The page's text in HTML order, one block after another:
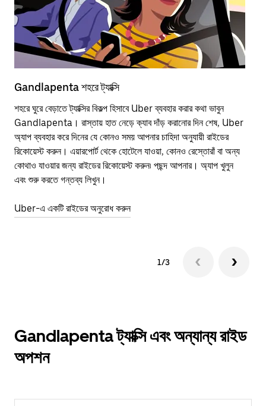
Gandlapenta শহরে ট্যাক্সি
শহরে ঘুরে বেড়াতে ট্যাক্সির বিকল্প হিসাবে Uber ব্যবহার করার কথা ভাবুন
Gandlapenta। রাস্তায় হাত নেড়ে ক্যাব দাঁড় করানোর দিন শেষ, Uber
অ্যাপ ব্যবহার করে দিনের যে কোনও সময় আপনার চাহিদা অনুযায়ী রাইডের
রিকোয়েস্ট করুন। এয়ারপোর্ট থেকে হোটেলে যাওয়া, কোনও রেস্তোরাঁ বা অন্য
কোথাও যাওয়ার জন্য রাইডের রিকোয়েস্ট করুন৷ পছন্দ আপনার। অ্যাপ খুলুন
এবং শুরু করতে গন্তব্য লিখুন।
Uber-এ একটি রাইডের অনুরোধ করুন
1/3
Gandlapenta ট্যাক্সি এবং অন্যান্য রাইড
অপশন